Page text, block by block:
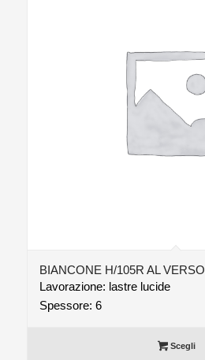
BIANCONE H/105R AL VERSO
Lavorazione: lastre lucide
Spessore: 6
Scegli